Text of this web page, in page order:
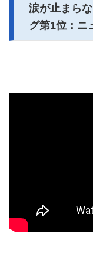
涙が止まら
グ第1位：ニ